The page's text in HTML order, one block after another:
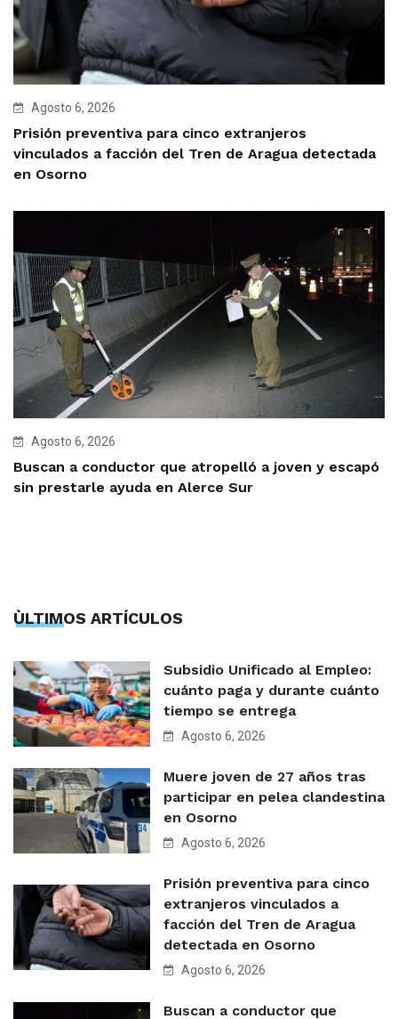
Agosto 6, 2026
Prisión preventiva para cinco extranjeros
vinculados a facción del Tren de Aragua detectada
en Osorno
Agosto 6, 2026
Buscan a conductor que atropelló a joven y escapó
sin prestarle ayuda en Alerce Sur
ÙLTIMOS ARTÍCULOS
Subsidio Unificado al Empleo:
cuánto paga y durante cuánto
tiempo se entrega
Agosto 6, 2026
Muere joven de 27 años tras
participar en pelea clandestina
en Osorno
Agosto 6, 2026
Prisión preventiva para cinco
extranjeros vinculados a
facción del Tren de Aragua
detectada en Osorno
Agosto 6, 2026
Buscan a conductor que